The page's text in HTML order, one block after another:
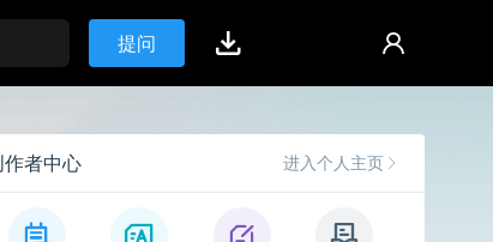
提问
作者中心 进入个人主页